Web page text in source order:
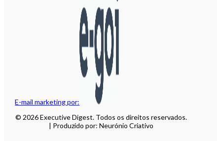
E-mail marketing por:
© 2026 Executive Digest. Todos os direitos reservados.
| Produzido por: Neurónio Criativo